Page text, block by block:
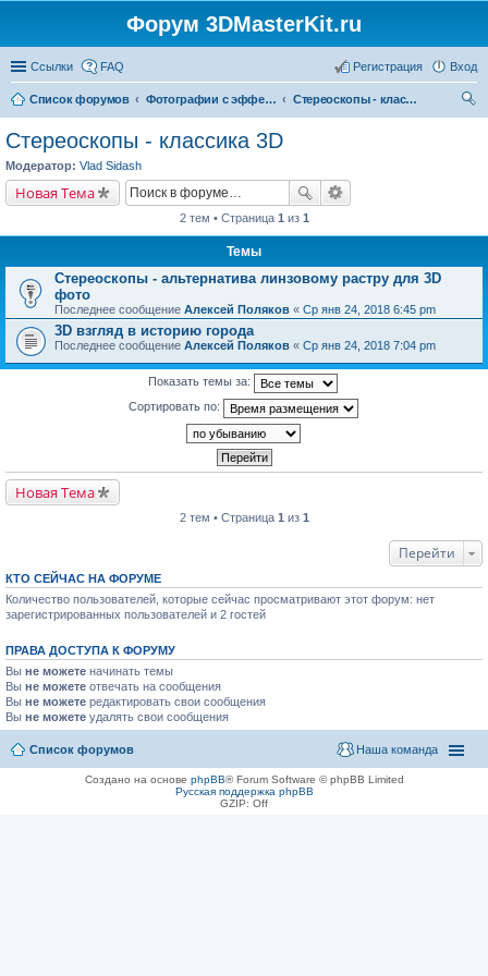
Форум 3DMasterKit.ru
Ссылки FAQ Вход
Регистрация
Список форумов Фотографии с эффектом стерео, варио, 3D, анимации, морфинга
Стереоскопы - классика 3D
Стереоскопы - классика 3D
Модератор: Vlad Sidash
Новая Тема
2 тем • Страница 1 из 1
Темы
Стереоскопы - альтернатива линзовому растру для 3D
фото
Последнее сообщение Алексей Поляков « Ср янв 24, 2018 6:45 pm
3D взгляд в историю города
Последнее сообщение Алексей Поляков « Ср янв 24, 2018 7:04 pm
Показать темы за:
Сортировать по:
Новая Тема
2 тем • Страница 1 из 1
Перейти
КТО СЕЙЧАС НА ФОРУМЕ
Количество пользователей, которые сейчас просматривают этот форум: нет
зарегистрированных пользователей и 2 гостей
ПРАВА ДОСТУПА К ФОРУМУ
Вы не можете начинать темы
Вы не можете отвечать на сообщения
Вы не можете редактировать свои сообщения
Вы не можете удалять свои сообщения
Список форумов Наша команда
Создано на основе phpBB® Forum Software © phpBB Limited
Русская поддержка phpBB
GZIP: Off